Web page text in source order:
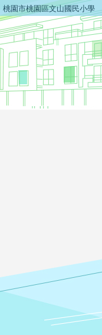
桃園市桃園區文山國民小學